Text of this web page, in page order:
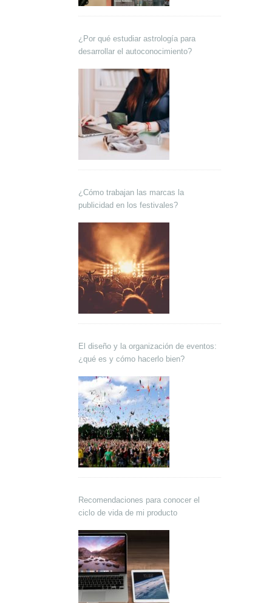
¿Por qué estudiar astrología para
desarrollar el autoconocimiento?
¿Cómo trabajan las marcas la
publicidad en los festivales?
El diseño y la organización de eventos:
¿qué es y cómo hacerlo bien?
Recomendaciones para conocer el
ciclo de vida de mi producto